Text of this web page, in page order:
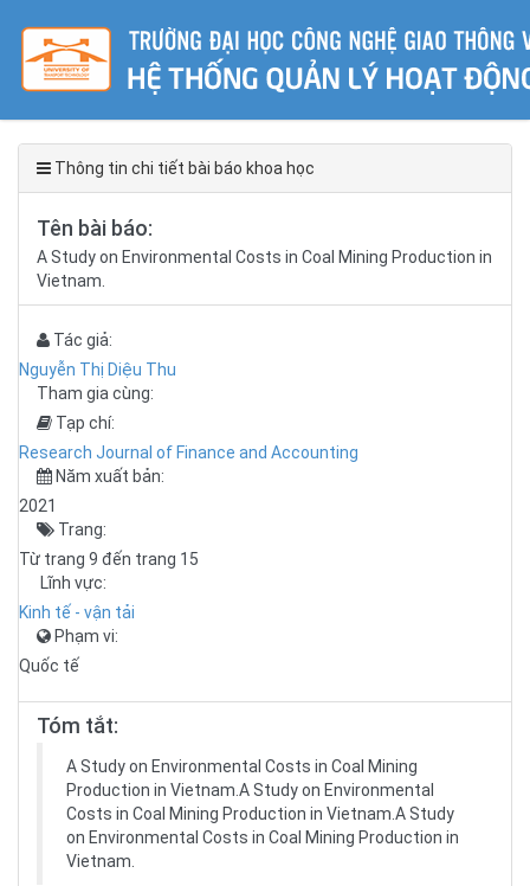
Thông tin chi tiết bài báo khoa học
Tên bài báo:
A Study on Environmental Costs in Coal Mining Production in
Vietnam.
Tác giả:
Nguyễn Thị Diệu Thu
Tham gia cùng:
Tạp chí:
Research Journal of Finance and Accounting
Năm xuất bản:
2021
Trang:
Từ trang 9 đến trang 15
Lĩnh vực:
Kinh tế - vận tải
Phạm vi:
Quốc tế
Tóm tắt:
A Study on Environmental Costs in Coal Mining
Production in Vietnam.A Study on Environmental
Costs in Coal Mining Production in Vietnam.A Study
on Environmental Costs in Coal Mining Production in
Vietnam.